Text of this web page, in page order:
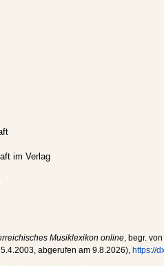
im Verlag
Musiklexikon online, begr.
, abgerufen am 9.8.2026), https://